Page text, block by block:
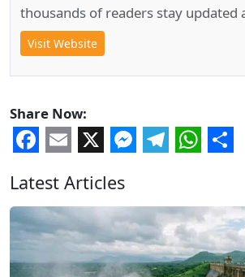
thousands of readers stay updated
Visit Website
Share Now:
Facebook
Email
X Messenger
Telegram
Latest Articles